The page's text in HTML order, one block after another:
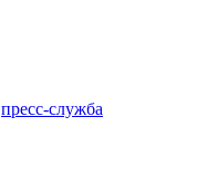
пресс-служба